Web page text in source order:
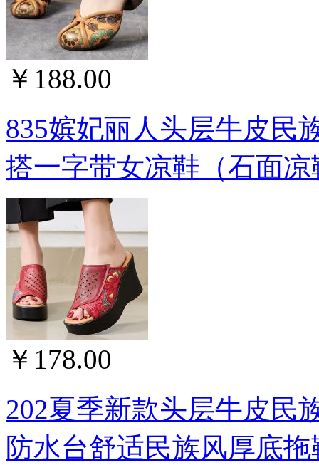
￥188.00
835嫔妃丽人头层牛皮民
搭一字带女凉鞋（石面凉
￥178.00
202夏季新款头层牛皮民
防水台舒适民族风厚底